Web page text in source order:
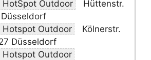
HotSpot Outdoor
Hüttenstr.
Hotspot Outdoor
Kölnerstr.
Düsseldorf
Hotspot Outdoor